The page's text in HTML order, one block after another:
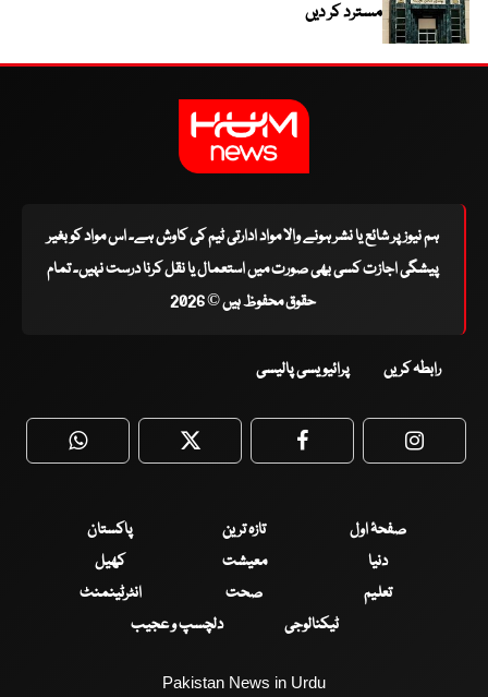
مسترد کر دیں
ہم نیوز پر شائع یا نشر ہونے والا مواد ادارتی ٹیم کی کاوش ہے۔ اس مواد کو بغیر
پیشگی اجازت کسی بھی صورت میں استعمال یا نقل کرنا درست نہیں۔ تمام
حقوق محفوظ ہیں © 2026
رابطہ کریں پرائیویسی پالیسی
WhatsApp Twitter Facebook
صفحۂ اول تازہ ترین
پاکستان
دنیا
معیشت
کھیل
تعلیم
صحت
انٹرٹینمنٹ
ٹیکنالوجی
دلچسپ و عجیب
Pakistan News in Urdu